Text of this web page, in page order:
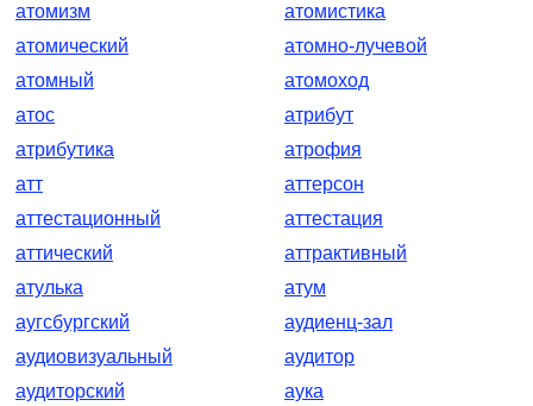
атомизм
атомистика
атомический
атомно-лучевой
атомный
атомоход
атос
атрибут
атрибутика
атрофия
атт
аттерсон
аттестационный
аттестация
аттический
аттрактивный
атулька
атум
аугсбургский
аудиенц-зал
аудиовизуальный
аудитор
аудиторский
аука